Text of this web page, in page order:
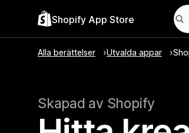
Shopify App Store
Alla berättelser Utvalda appar
Skapad av Shopify